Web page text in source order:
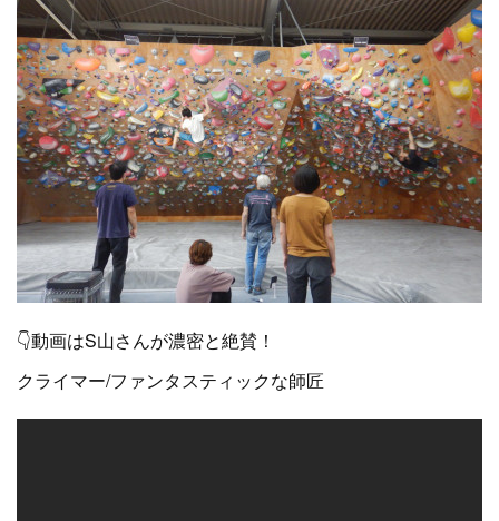
👇動画はS山さんが濃密と絶賛！
クライマー/ファンタスティックな師匠